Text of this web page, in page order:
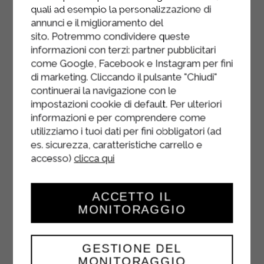
GOLDEN MILK
quali ad esempio la personalizzazione di
annunci e il miglioramento del
sito. Potremmo condividere queste
informazioni con terzi: partner pubblicitari
come Google, Facebook e Instagram per fini
di marketing. Cliccando il pulsante "Chiudi"
continuerai la navigazione con le
impostazioni cookie di default. Per ulteriori
informazioni e per comprendere come
utilizziamo i tuoi dati per fini obbligatori (ad
es. sicurezza, caratteristiche carrello e
accesso) clicca qui
GESTIONE DEL
MONITORAGGIO
ACCETTO IL
MONITORAGGIO